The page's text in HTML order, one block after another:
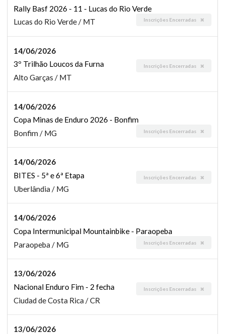
Rally Basf 2026 - 11 - Lucas do Rio Verde
Inscrições Encerradas
Lucas do Rio Verde / MT
14/06/2026
3º Trilhão Loucos da Furna
Inscrições Encerradas
Alto Garças / MT
14/06/2026
Copa Minas de Enduro 2026 - Bonfim
Inscrições Encerradas
Bonfim / MG
14/06/2026
BITES - 5ª e 6ª Etapa
Inscrições Encerradas
Uberlândia / MG
14/06/2026
Copa Intermunicipal Mountainbike - Paraopeba
Inscrições Encerradas
Paraopeba / MG
13/06/2026
Nacional Enduro Fim - 2 fecha
Inscrições Encerradas
Ciudad de Costa Rica / CR
13/06/2026